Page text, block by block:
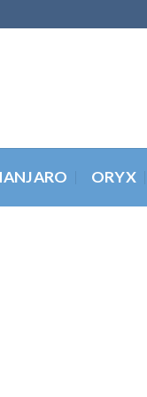
ORYX